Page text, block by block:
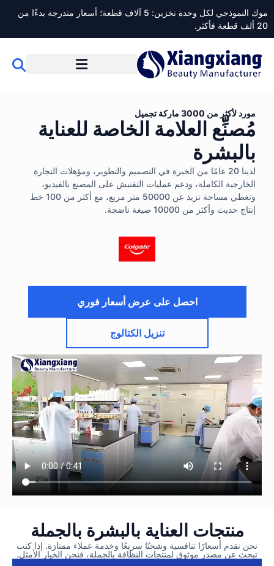
موك النموذجي لكل وحدة تخزين: 5 آلاف قطعة؛ أسعار متدرجة بدءًا من
20 ألف قطعة فأكثر.
مورد لأكثر من 3000 ماركة تجميل
مُصنِّع العلامة الخاصة للعناية
بالبشرة
لدينا 20 عامًا من الخبرة في التصميم والتطوير، ومؤهلات التجارة
الخارجية الكاملة، ودعم عمليات التفتيش على المصنع بالفيديو،
وتغطي مساحة تزيد عن 50000 متر مربع، مع أكثر من 100 خط
إنتاج حديث وأكثر من 10000 صيغة ناضجة.
احصل على عرض أسعار فوري
تنزيل الكتالوج
منتجات العناية بالبشرة بالجملة
نحن نقدم أسعارًا تنافسية وشحنًا سريعًا وخدمة عملاء ممتازة. إذا كنت
تبحث عن مصدر موثوق لمنتجات النظافة بالجملة، فنحن الخيار الأمثل.